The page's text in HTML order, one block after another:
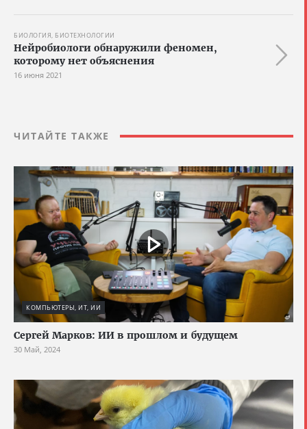
БИОЛОГИЯ, БИОТЕХНОЛОГИИ
Нейробиологи обнаружили феномен,
которому нет объяснения
16 июня 2021
ЧИТАЙТЕ ТАКЖЕ
КОМПЬЮТЕРЫ, ИТ, ИИ
Сергей Марков: ИИ в прошлом и будущем
30 Май, 2024